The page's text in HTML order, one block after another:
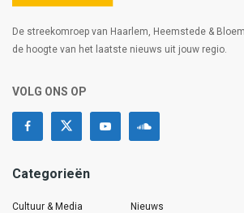
De streekomroep van Haarlem, Heemstede &
de hoogte van het laatste nieuws uit jouw regio.
VOLG ONS OP
Categorieën
Cultuur & Media
Nieuws